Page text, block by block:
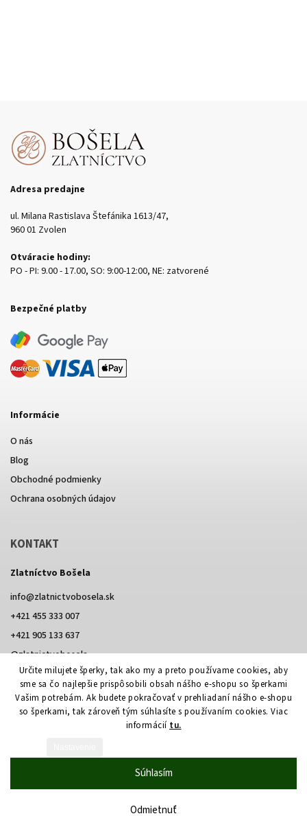
Určite milujete šperky, tak ako my a preto používame cookies, aby
sme sa čo najlepšie prispôsobili obsah nášho e-shopu so šperkami
Vašim potrebám. Ak budete pokračovať v prehliadaní nášho e-shopu
so šperkami, tak zároveň tým súhlasíte s používaním cookies. Viac
informácií tu.
Odmietnuť
Súhlasím
Adresa predajne
ul. Milana Rastislava Štefánika 1613/47,
960 01 Zvolen
Otváracie hodiny:
PO - PI: 9.00 - 17.00, SO: 9:00-12:00, NE: zatvorené
Bezpečné platby
Informácie
O nás
Blog
Obchodné podmienky
Ochrana osobných údajov
KONTAKT
Zlatníctvo Bošela
info@zlatnictvobosela.sk
+421 455 333 007
+421 905 133 637
@zlatnictvobosela
FacebookInstagram@zlatnictvobosela
Copyright 2026Zlatníctvo Bošela. Všetky práva vyhradené.
Upraviť nastavenie cookies
Grafický návrh vytvořil a nakódovalShoptak.cz
Netmedia s.r.o.